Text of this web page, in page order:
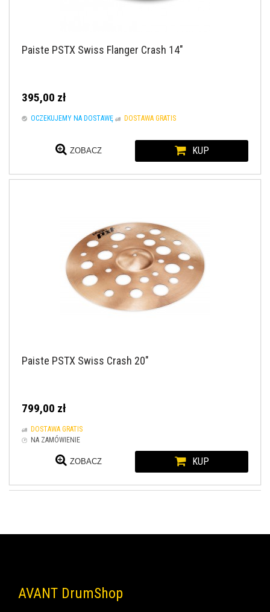
Paiste PSTX Swiss Flanger Crash 14"
395,00 zł
OCZEKUJEMY NA DOSTAWĘ DOSTAWA GRATIS
ZOBACZ KUP
Paiste PSTX Swiss Crash 20"
799,00 zł
DOSTAWA GRATIS
NA ZAMÓWIENIE
ZOBACZ KUP
AVANT DrumShop